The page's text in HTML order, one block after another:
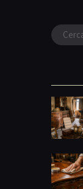
Ricerca
per: